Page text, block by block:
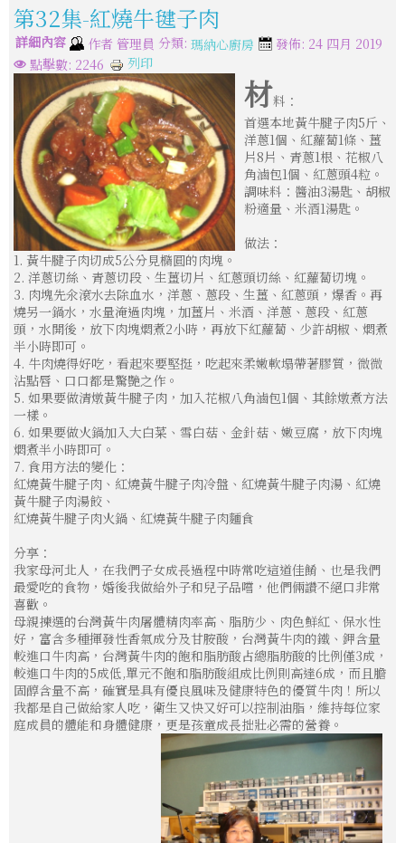
第32集-紅燒牛毽子肉
詳細內容 作者 管理員 分類: 瑪納心廚房
發佈: 24 四月 2019
點擊數: 2246
列印
材料：
首選本地黃牛腱子肉5斤、
洋蔥1個、紅蘿蔔1條、薑
片8片、青蔥1根、花椒八
角滷包1個、紅蔥頭4粒。
調味料：醬油3湯匙、胡椒
粉適量、米酒1湯匙。
做法：
1. 黃牛腱子肉切成5公分見橢圓的肉塊。
2. 洋蔥切絲、青蔥切段、生薑切片、紅蔥頭切絲、紅蘿蔔切塊。
3. 肉塊先氽滾水去除血水，洋蔥、蔥段、生薑、紅蔥頭，爆香。再
燒另一鍋水，水量淹過肉塊，加薑片、米酒、洋蔥、蔥段、紅蔥
頭，水開後，放下肉塊燜煮2小時，再放下紅蘿蔔、少許胡椒、燜煮
半小時即可。
4. 牛肉燒得好吃，看起來要堅挺，吃起來柔嫩軟塌帶著膠質，微微
沾點唇、口口都是驚艷之作。
5. 如果要做清燉黃牛腱子肉，加入花椒八角滷包1個、其餘燉煮方法
一樣。
6. 如果要做火鍋加入大白菜、雪白菇、金針菇、嫩豆腐，放下肉塊
燜煮半小時即可。
7. 食用方法的變化：
紅燒黃牛腱子肉、紅燒黃牛腱子肉冷盤、紅燒黃牛腱子肉湯、紅燒
黃牛腱子肉湯餃、
紅燒黃牛腱子肉火鍋、紅燒黃牛腱子肉麵食
分享：
我家母河北人，在我們子女成長過程中時常吃這道佳餚、也是我們
最愛吃的食物，婚後我做給外子和兒子品嚐，他們倆讚不絕口非常
喜歡。
母親揀選的台灣黃牛肉屠體精肉率高、脂肪少、肉色鮮紅、保水性
好，富含多種揮發性香氣成分及甘胺酸，台灣黃牛肉的鐵、鉀含量
較進口牛肉高，台灣黃牛肉的飽和脂肪酸占總脂肪酸的比例僅3成，
較進口牛肉的5成低,單元不飽和脂肪酸組成比例則高達6成，而且膽
固醇含量不高，確實是具有優良風味及健康特色的優質牛肉！所以
我都是自己做給家人吃，衛生又快又好可以控制油脂，維持每位家
庭成員的體能和身體健康，更是孩童成長拙壯必需的營養。